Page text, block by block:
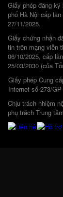
Giấy phép đăng ký
phố Hà Nội cấp
27/11/2025.
Giấy chứng nhận
tin trên mạng viễn
06/10/2025, cấp
25/03/2030 (của
Giấy phép Cung
Internet số 273/
Chịu trách nhiệm
phụ trách Trung tâm